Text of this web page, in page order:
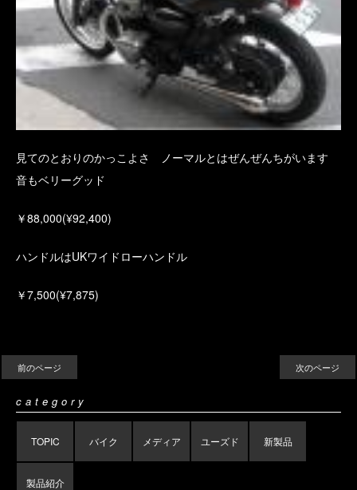
見てのとおりのかっこよさ ノーマルとはぜんぜんちがいます
音もベリーグッド
￥88,000(¥92,400)
ハンドルはUKワイドローハンドル
￥7,500(¥7,875)
前のページ 次のページ
category
TOPIC バイク メディア ユーズド 新製品
製品紹介